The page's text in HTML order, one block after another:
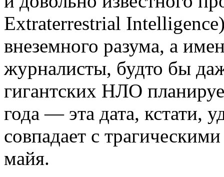
Extraterrestrial
внеземного разума, а
журналисты, будто бы
гигантских НЛО
года — эта дата, кстати,
совпадает с
майя.